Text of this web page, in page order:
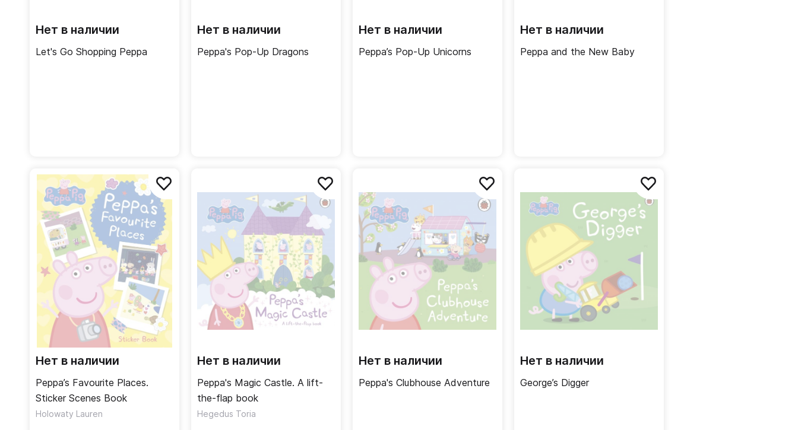
Нет в наличии
Let's Go Shopping Peppa
Нет в наличии
Peppa's Pop-Up Dragons
Нет в наличии
Peppa’s Pop-Up Unicorns
Нет в наличии
Peppa and the New Baby
Нет в наличии
Peppa’s Favourite Places.
Sticker Scenes Book
Holowaty Lauren
Нет в наличии
Peppa's Magic Castle. A lift-
the-flap book
Hegedus Toria
Нет в наличии
Peppa's Clubhouse Adventure
Нет в наличии
George’s Digger